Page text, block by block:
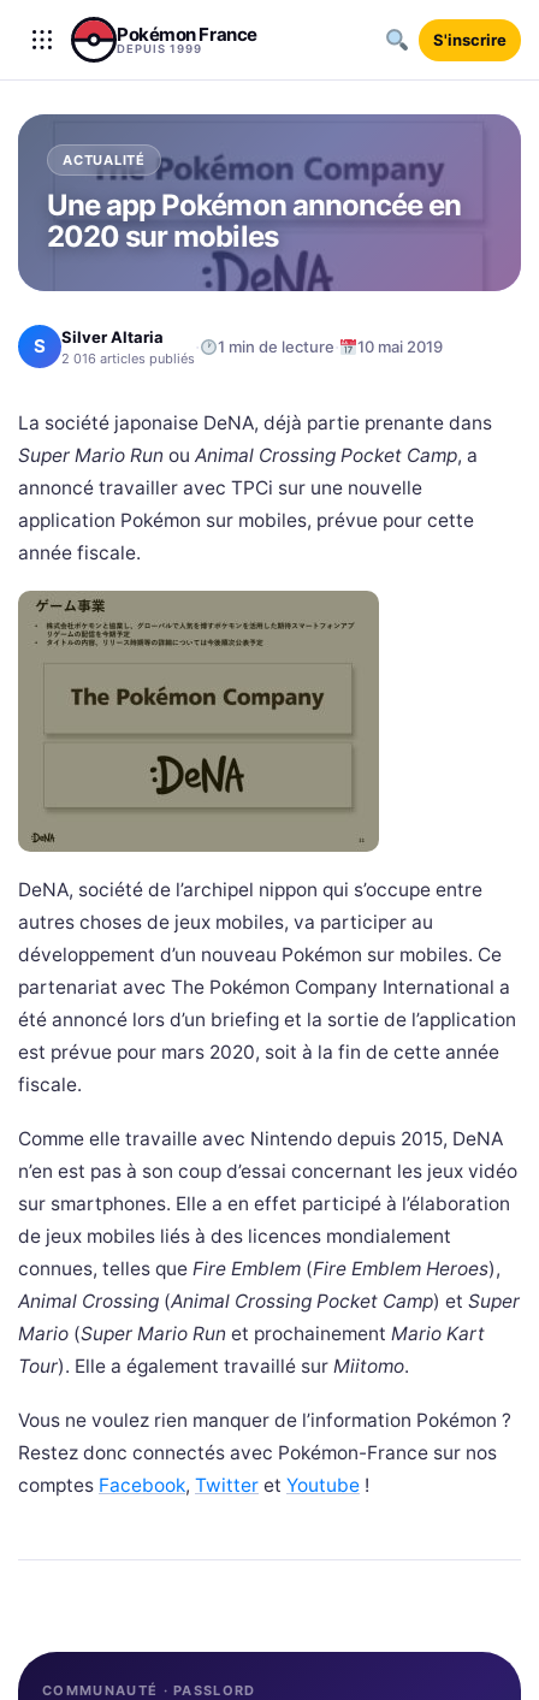
Aller au contenu
Pokémon France
DEPUIS 1999 S'inscrire
ACTUALITÉ
Une app Pokémon annoncée en
2020 sur mobiles
S Silver Altaria
2 016 articles publiés · 1 min de lecture· 10 mai 2019
La société japonaise DeNA, déjà partie prenante dans
Super Mario Run ou Animal Crossing Pocket Camp, a
annoncé travailler avec TPCi sur une nouvelle
application Pokémon sur mobiles, prévue pour cette
année fiscale.
DeNA, société de l’archipel nippon qui s’occupe entre
autres choses de jeux mobiles, va participer au
développement d’un nouveau Pokémon sur mobiles. Ce
partenariat avec The Pokémon Company International a
été annoncé lors d’un briefing et la sortie de l’application
est prévue pour mars 2020, soit à la fin de cette année
fiscale.
Comme elle travaille avec Nintendo depuis 2015, DeNA
n’en est pas à son coup d’essai concernant les jeux vidéo
sur smartphones. Elle a en effet participé à l’élaboration
de jeux mobiles liés à des licences mondialement
connues, telles que Fire Emblem (Fire Emblem Heroes),
Animal Crossing (Animal Crossing Pocket Camp) et Super
Mario (Super Mario Run et prochainement Mario Kart
Tour). Elle a également travaillé sur Miitomo.
Vous ne voulez rien manquer de l’information Pokémon ?
Restez donc connectés avec Pokémon-France sur nos
comptes Facebook, Twitter et Youtube !
COMMUNAUTÉ · PASSLORD